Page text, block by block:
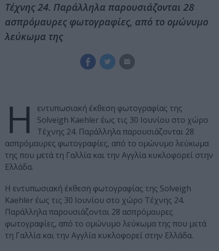
Τέχνης 24. Παράλληλα παρουσιάζονται 28
ασπρόμαυρες φωτογραφίες, από το ομώνυμο
λεύκωμα της
Η
εντυπωσιακή έκθεση φωτογραφίας της
Solveigh Kaehler έως τις 30 Ιουνίου στο χώρο
Τέχνης 24. Παράλληλα παρουσιάζονται 28
ασπρόμαυρες φωτογραφίες, από το ομώνυμο λεύκωμα
της που μετά τη Γαλλία και την Αγγλία κυκλοφορεί στην
Ελλάδα.
Η εντυπωσιακή έκθεση φωτογραφίας της Solveigh
Kaehler έως τις 30 Ιουνίου στο χώρο Τέχνης 24.
Παράλληλα παρουσιάζονται 28 ασπρόμαυρες
φωτογραφίες, από το ομώνυμο λεύκωμα της που μετά
τη Γαλλία και την Αγγλία κυκλοφορεί στην Ελλάδα.